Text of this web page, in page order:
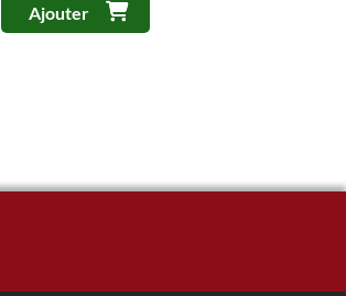
Ajouter